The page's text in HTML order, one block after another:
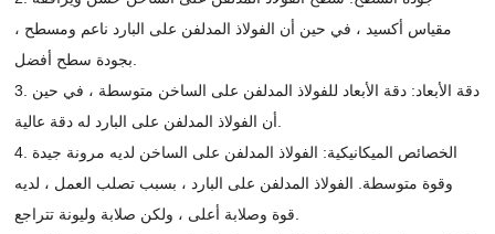
مقياس أكسيد ، في حين أن الفولاذ المدلفن على البارد ناعم ومسطح ،
3. دقة الأبعاد: دقة الأبعاد للفولاذ المدلفن على الساخن متوسطة ، في حين
4. الخصائص الميكانيكية: الفولاذ المدلفن على الساخن لديه مرونة جيدة
وقوة متوسطة. الفولاذ المدلفن على البارد ، بسبب تصلب العمل ، لديه